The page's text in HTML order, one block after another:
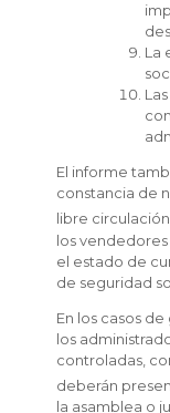
La
El informe
constancia de
libre
los
el estado de
de seguridad
En los casos
los
controladas,
deberán
la asamblea o